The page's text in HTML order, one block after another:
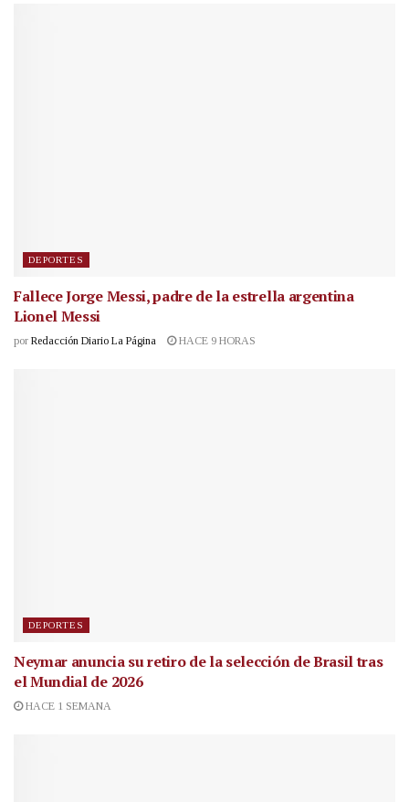
DEPORTES
Fallece Jorge Messi, padre de la estrella argentina
Lionel Messi
por Redacción Diario La Página HACE 9 HORAS
DEPORTES
Neymar anuncia su retiro de la selección de Brasil tras
el Mundial de 2026
HACE 1 SEMANA